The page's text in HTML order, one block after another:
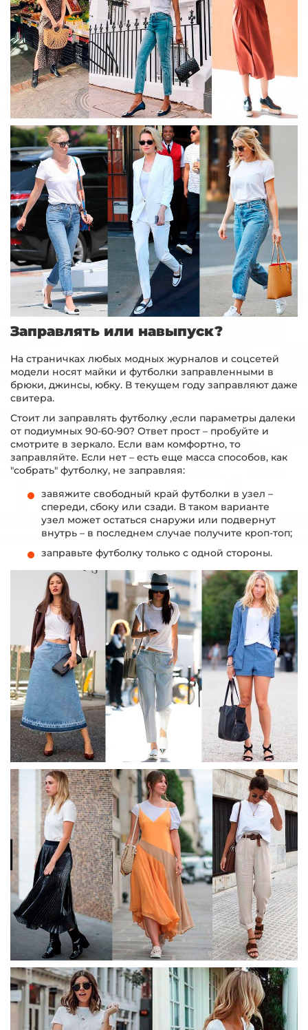
Заправлять или навыпуск?
На страничках любых модных журналов и соцсетей
модели носят майки и футболки заправленными в
брюки, джинсы, юбку. В текущем году заправляют даже
свитера.
Стоит ли заправлять футболку ,если параметры далеки
от подиумных 90-60-90? Ответ прост – пробуйте и
смотрите в зеркало. Если вам комфортно, то
заправляйте. Если нет – есть еще масса способов, как
"собрать" футболку, не заправляя:
завяжите свободный край футболки в узел –
спереди, сбоку или сзади. В таком варианте
узел может остаться снаружи или подвернут
внутрь – в последнем случае получите кроп-топ;
заправьте футболку только с одной стороны.